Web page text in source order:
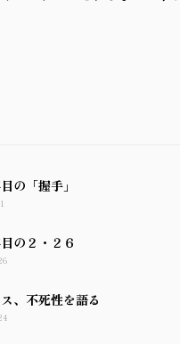
の「握手」
の２・２６
、不死性を語る